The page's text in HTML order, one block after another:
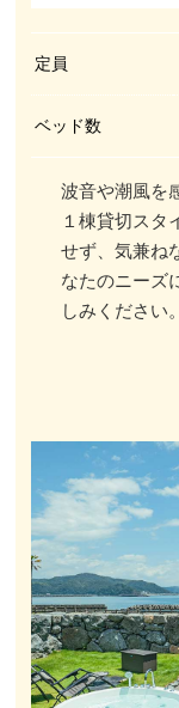
定員
ベッド数
波音や潮風を
１棟貸切スタ
せず、気兼ね
なたのニーズ
しみください。